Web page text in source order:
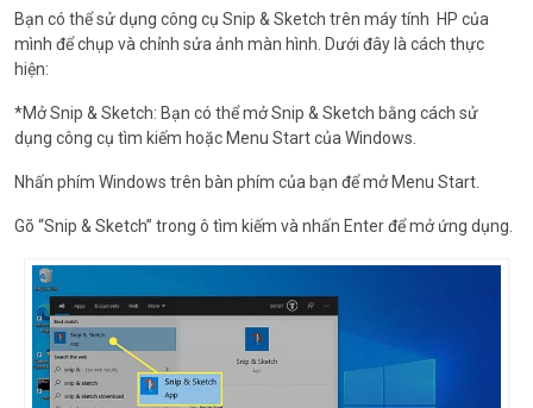
Bạn có thể sử dụng công cụ Snip & Sketch trên máy tính HP của
mình để chụp và chỉnh sửa ảnh màn hình. Dưới đây là cách thực
hiện:
*Mở Snip & Sketch: Bạn có thể mở Snip & Sketch bằng cách sử
dụng công cụ tìm kiếm hoặc Menu Start của Windows.
Nhấn phím Windows trên bàn phím của bạn để mở Menu Start.
Gõ “Snip & Sketch” trong ô tìm kiếm và nhấn Enter để mở ứng dụng.